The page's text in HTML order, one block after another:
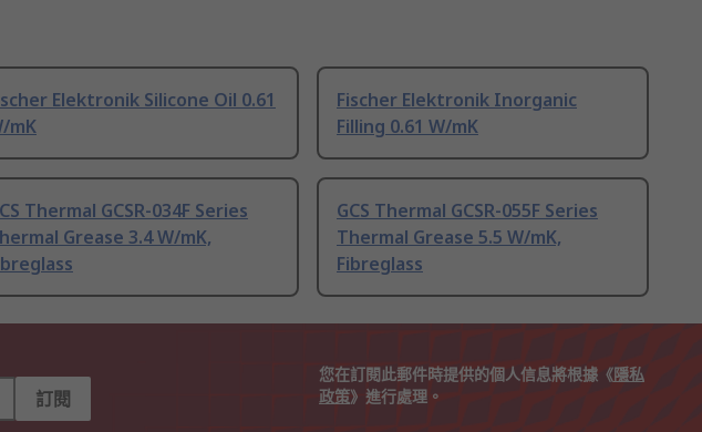
Elektronik Silicone Oil 0.61
mK
Fischer Elektronik Inorganic
Filling 0.61 W/mK
Thermal GCSR-034F Series
Grease 3.4 W/mK,
GCS Thermal GCSR-055F Series
Thermal Grease 5.5 W/mK,
Fibreglass
訂閱
您在訂閱此郵件時提供的個人信息將根據《隱私
政策》進行處理。